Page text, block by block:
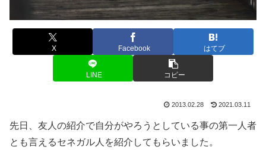
X Facebook はてブ
LINE コピー
2013.02.28 2021.03.11
先日、友人の紹介で自分がやろうとしている事の第一人者
とも言えるセネガル人を紹介してもらいました。